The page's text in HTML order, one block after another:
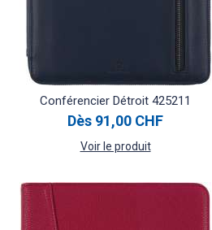
Conférencier Détroit 425211
Dès 91,00 CHF
Voir le produit